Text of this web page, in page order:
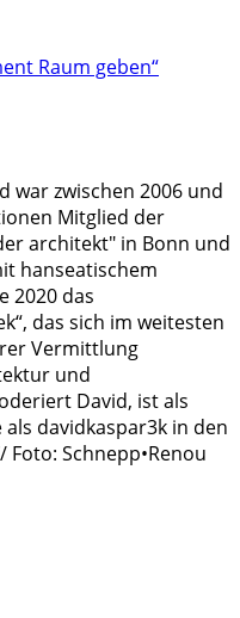
Raum geben“
zwischen 2006 und
Mitglied der
architekt" in Bonn und
hanseatischem
2020 das
das sich im weitesten
Vermittlung
und
David, ist als
davidkaspar3k in den
Schnepp•Renou